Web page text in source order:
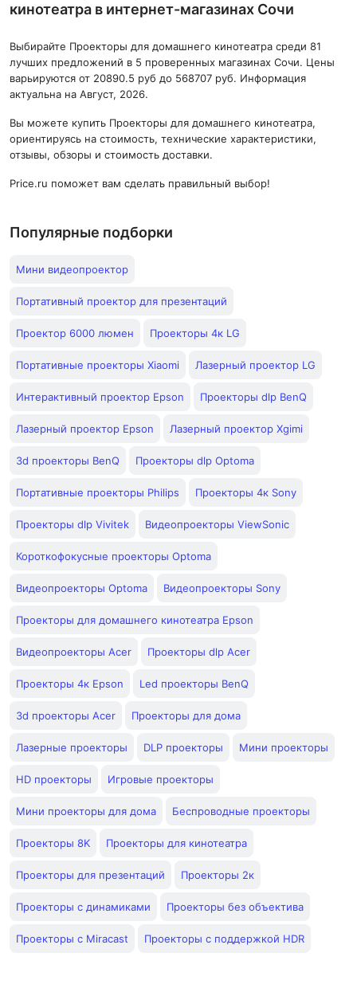
кинотеатра в интернет-магазинах Сочи
Выбирайте Проекторы для домашнего кинотеатра среди 81
лучших предложений в 5 проверенных магазинах Сочи. Цены
варьируются от 20890.5 руб до 568707 руб. Информация
актуальна на Август, 2026.
Вы можете купить Проекторы для домашнего кинотеатра,
ориентируясь на стоимость, технические характеристики,
отзывы, обзоры и стоимость доставки.
Price.ru поможет вам сделать правильный выбор!
Популярные подборки
Мини видеопроектор
Портативный проектор для презентаций
Проектор 6000 люмен Проекторы 4к LG
Портативные проекторы Xiaomi Лазерный проектор LG
Интерактивный проектор Epson Проекторы dlp BenQ
Лазерный проектор Epson Лазерный проектор Xgimi
3d проекторы BenQ Проекторы dlp Optoma
Портативные проекторы Philips Проекторы 4к Sony
Проекторы dlp Vivitek Видеопроекторы ViewSonic
Короткофокусные проекторы Optoma
Видеопроекторы Optoma Видеопроекторы Sony
Проекторы для домашнего кинотеатра Epson
Видеопроекторы Acer Проекторы dlp Acer
Проекторы 4к Epson Led проекторы BenQ
3d проекторы Acer Проекторы для дома
Лазерные проекторы DLP проекторы Мини проекторы
HD проекторы Игровые проекторы
Мини проекторы для дома Беспроводные проекторы
Проекторы 8K Проекторы для кинотеатра
Проекторы для презентаций Проекторы 2к
Проекторы с динамиками Проекторы без объектива
Проекторы с Miracast Проекторы с поддержкой HDR